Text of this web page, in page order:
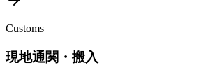
Customs
現地通関・搬入